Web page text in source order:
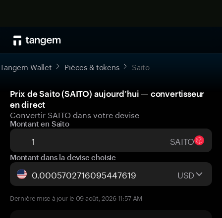
Tangem Wallet Pièces & tokens Saito
Prix de Saito (SAITO) aujourd’hui — convertisseur
en direct
Convertir SAITO dans votre devise
Montant en Saito
SAITO
Montant dans la devise choisie
USD
Dernière mise à jour le 09 août, 2026 11:57 AM